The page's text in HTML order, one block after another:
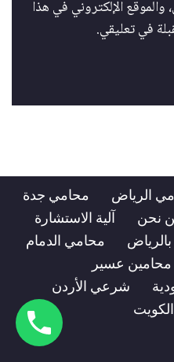
الإلكتروني في هذا
في تعليقي.
الرياض
محامي جدة
نحن
آلية الاستشارة
محامي الدمام
محامين عسير
شرعي الأردن